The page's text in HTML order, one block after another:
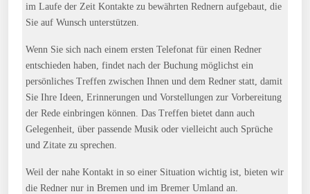
im Laufe der Zeit Kontakte zu bewährten Rednern aufgebaut, die
Sie auf Wunsch unterstützen.
Wenn Sie sich nach einem ersten Telefonat für einen Redner
entschieden haben, findet nach der Buchung möglichst ein
persönliches Treffen zwischen Ihnen und dem Redner statt, damit
Sie Ihre Ideen, Erinnerungen und Vorstellungen zur Vorbereitung
der Rede einbringen können. Das Treffen bietet dann auch
Gelegenheit, über passende Musik oder vielleicht auch Sprüche
und Zitate zu sprechen.
Weil der nahe Kontakt in so einer Situation wichtig ist, bieten wir
die Redner nur in Bremen und im Bremer Umland an.